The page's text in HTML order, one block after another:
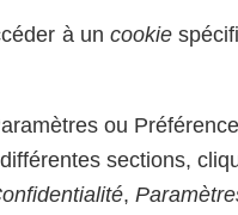
à uncookie
ou
sections,
,